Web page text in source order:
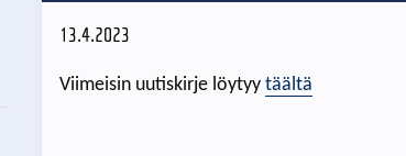
13.4.2023
Viimeisin uutiskirje löytyy täältä